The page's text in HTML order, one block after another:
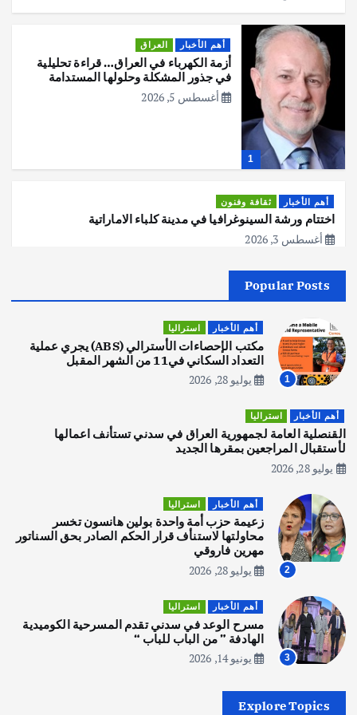
1
أهم الأخبار العراق
أزمة الكهرباء في العراق… قراءة تحليلية
في جذور المشكلة وحلولها المستدامة
أغسطس 5, 2026
أهم الأخبار ثقافة وفنون
اختتام ورشة السينوغرافيا في مدينة كلباء الاماراتية
أغسطس 3, 2026
2
اصبح بطلاً لأستراليا بلعبة كمال الاجسام
يوليو 30, 2026
3
يوليو 30, 2026
4
المقبل
يوليو 28, 2026
أهم الأخبار ثقافة وفنون
انطلاق ورشة التمثيل في مدينة كلباء الاماراتية
أغسطس 5, 2026
Popular Posts
1
أهم الأخبار استراليا
مكتب الإحصاءات الأسترالي (ABS) يجري عملية
التعداد السكاني في11 من الشهر المقبل
يوليو 28, 2026
أهم الأخبار استراليا
القنصلية العامة لجمهورية العراق في سدني تستأنف اعمالها
لأستقبال المراجعين بمقرها الجديد
يوليو 28, 2026
2
أهم الأخبار استراليا
زعيمة حزب أمة واحدة بولين هانسون تخسر
محاولتها لاستنأف قرار الحكم الصادر بحق السناتور
مهرين فاروقي
يوليو 28, 2026
3
أهم الأخبار استراليا
مسرح الوعد في سدني تقدم المسرحية الكوميدية
الهادفة ” من الباب للباب “
يونيو 14, 2026
Explore Topics